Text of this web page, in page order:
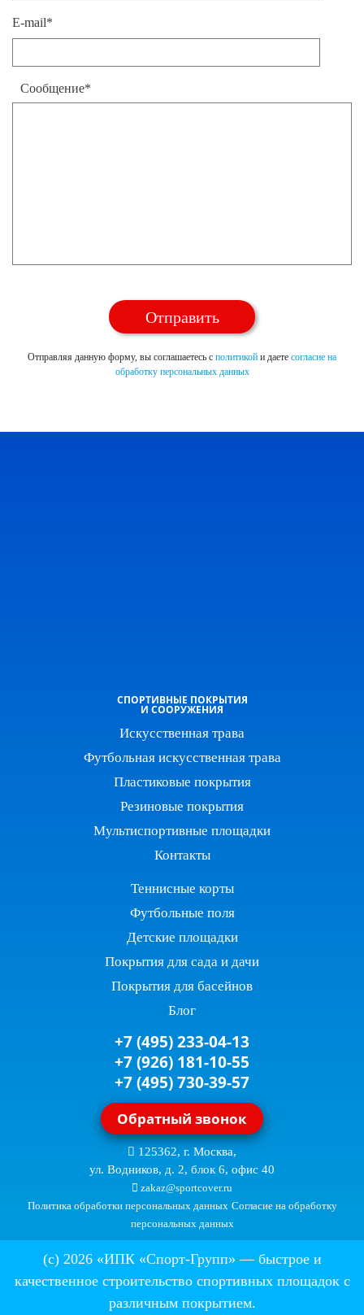
E-mail*
Сообщение*
Отправляя данную форму, вы соглашаетесь с политикой и даете согласие на
обработку персональных данных
СПОРТИВНЫЕ ПОКРЫТИЯ
И СООРУЖЕНИЯ
Искусственная трава
Футбольная искусственная трава
Пластиковые покрытия
Резиновые покрытия
Мультиспортивные площадки
Контакты
Теннисные корты
Футбольные поля
Детские площадки
Покрытия для сада и дачи
Покрытия для басейнов
Блог
+7 (495) 233-04-13
+7 (926) 181-10-55
+7 (495) 730-39-57
Обратный звонок
125362, г. Москва,
ул. Водников, д. 2, блок 6, офис 40
zakaz@sportcover.ru
Политика обработки персональных данных Согласие на обработку
персональных данных
(c) 2026 «ИПК «Спорт-Групп» — быстрое и
качественное строительство спортивных площадокс
различным покрытием.